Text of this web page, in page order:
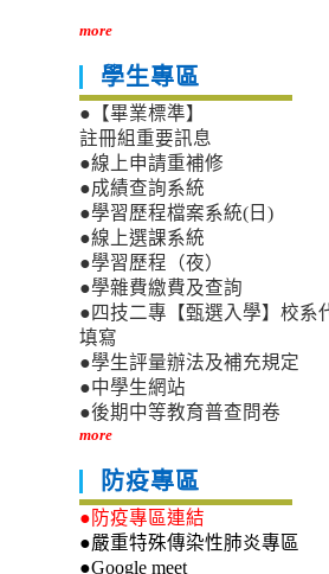
more
學生專區
●【畢業標準】
註冊組重要訊息
●線上申請重補修
●成績查詢系統
●學習歷程檔案系統(日)
●線上選課系統
●學習歷程（夜）
●學雜費繳費及查詢
●四技二專【甄選入學】校系
填寫
●學生評量辦法及補充規定
●中學生網站
●後期中等教育普查問卷
more
防疫專區
●防疫專區連結
●嚴重特殊傳染性肺炎專區
●Google meet